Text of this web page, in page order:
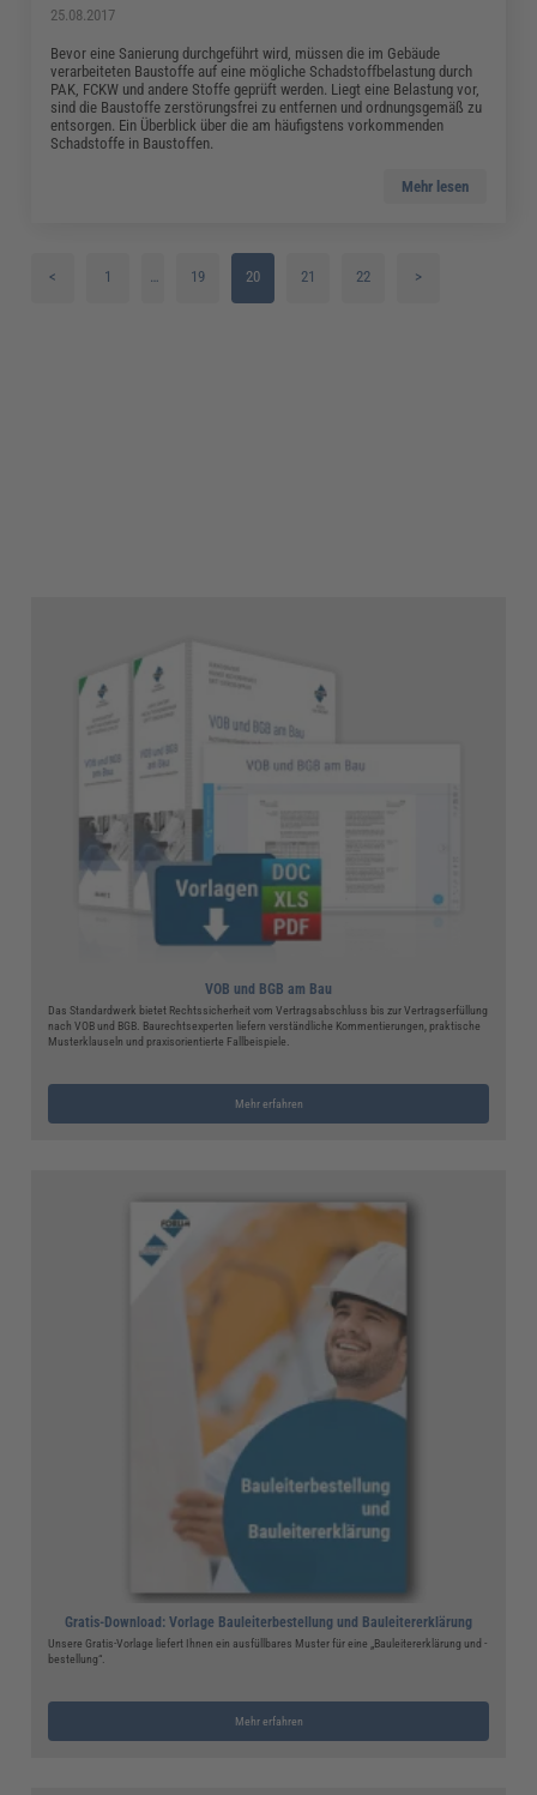
25.08.2017
Bevor eine Sanierung durchgeführt wird, müssen die im Gebäude
verarbeiteten Baustoffe auf eine mögliche Schadstoffbelastung durch
PAK, FCKW und andere Stoffe geprüft werden. Liegt eine Belastung vor,
sind die Baustoffe zerstörungsfrei zu entfernen und ordnungsgemäß zu
entsorgen. Ein Überblick über die am häufigstens vorkommenden
Schadstoffe in Baustoffen.
Mehr lesen
< 1 … 19 20 21 22 >
VOB und BGB am Bau
Das Standardwerk bietet Rechtssicherheit vom Vertragsabschluss bis zur Vertragserfüllung
nach VOB und BGB. Baurechtsexperten liefern verständliche Kommentierungen, praktische
Musterklauseln und praxisorientierte Fallbeispiele.
Mehr erfahren
Gratis-Download: Vorlage Bauleiterbestellung und Bauleitererklärung
Unsere Gratis-Vorlage liefert Ihnen ein ausfüllbares Muster für eine „Bauleitererklärung und -
bestellung“.
Mehr erfahren